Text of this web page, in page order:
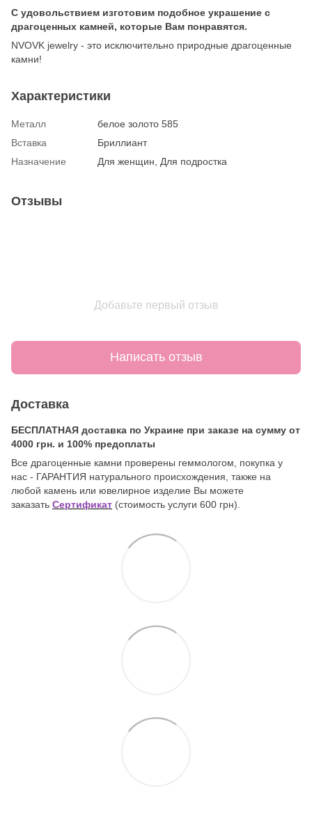
С удовольствием изготовим подобное украшение с
драгоценных камней, которые Вам понравятся.
NVOVK jewelry - это исключительно природные драгоценные
камни!
Характеристики
Металл
белое золото 585
Вставка
Бриллиант
Назначение
Для женщин, Для подростка
Отзывы
Добавьте первый отзыв
Написать отзыв
Доставка
БЕСПЛАТНАЯ доставка по Украине при заказе на сумму от
4000 грн. и 100% предоплаты
Все драгоценные камни проверены геммологом, покупка у
нас - ГАРАНТИЯ натурального происхождения, также на
любой камень или ювелирное изделие Вы можете
заказать Сертификат (стоимость услуги 600 грн).